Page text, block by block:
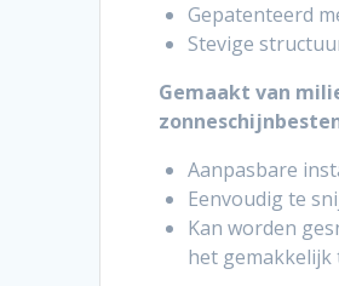
Gepatenteerd
Stevige
Gemaakt van
Aanpasbare
Eenvoudig te
Kan worden
het gemakkelijk